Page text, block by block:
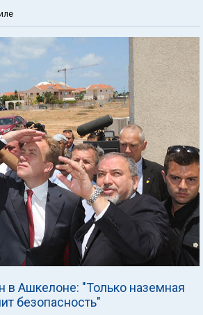
в Ашкелоне: "Только наземная
безопасность"